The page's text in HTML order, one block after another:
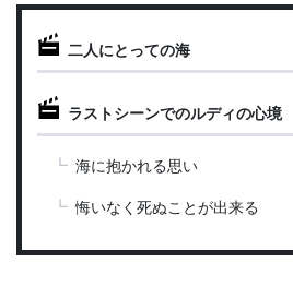
二人にとっての海
ラストシーンでのルディの心境
海に抱かれる思い
悔いなく死ぬことが出来る